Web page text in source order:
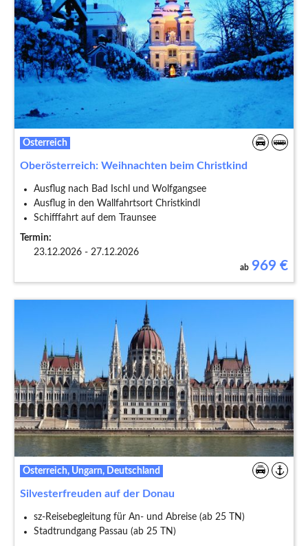
Österreich
Oberösterreich: Weihnachten beim Christkind
Ausflug nach Bad Ischl und Wolfgangsee
Ausflug in den Wallfahrtsort Christkindl
Schifffahrt auf dem Traunsee
Termin:
23.12.2026 - 27.12.2026
ab 969 €
Österreich, Ungarn, Deutschland
Silvesterfreuden auf der Donau
sz-Reisebegleitung für An- und Abreise (ab 25 TN)
Stadtrundgang Passau (ab 25 TN)